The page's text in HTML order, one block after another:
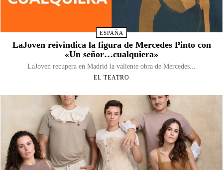
ESPAÑA
LaJoven reivindica la figura de Mercedes Pinto con
«Un señor…cualquiera»
LaJoven recupera en Madrid la valiente obra de Mercedes...
EL TEATRO